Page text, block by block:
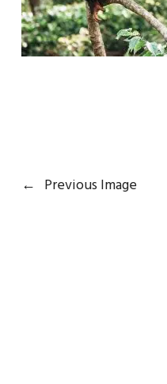
← Previous Image